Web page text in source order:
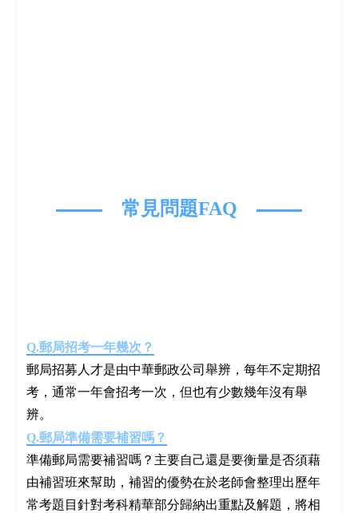
常見問題FAQ
Q.郵局招考一年幾次？
郵局招募人才是由中華郵政公司舉辨，每年不定期招
考，通常一年會招考一次，但也有少數幾年沒有舉
辨。
Q.郵局準備需要補習嗎？
準備郵局需要補習嗎？主要自己還是要衡量是否須藉
由補習班來幫助，補習的優勢在於老師會整理出歷年
常考題目針對考科精華部分歸納出重點及解題，將相